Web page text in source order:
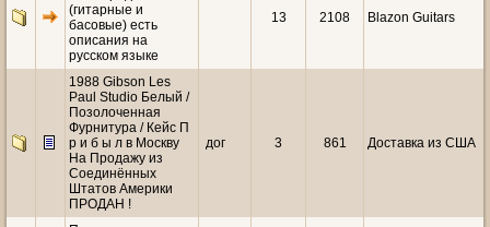
(гитарные и
басовые) есть
описания на
русском языке
13 2108 Blazon Guitars
1988 Gibson Les
Paul Studio Белый /
Позолоченная
Фурнитура / Кейс П
р и б ы л в Москву
На Продажу из
Соединённых
Штатов Америки
ПРОДАН !
дог 3 861 Доставка из США